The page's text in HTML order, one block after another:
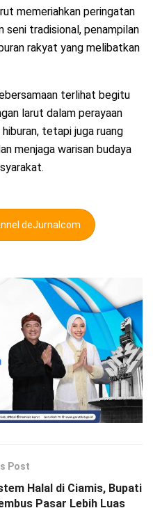
memeriahkan peringatan
seni tradisional, penampilan
rakyat yang melibatkan
terlihat begitu
larut dalam perayaan
tetapi juga ruang
menjaga warisan budaya
deJurnalcom
Post
Halal di Ciamis, Bupati
Pasar Lebih Luas